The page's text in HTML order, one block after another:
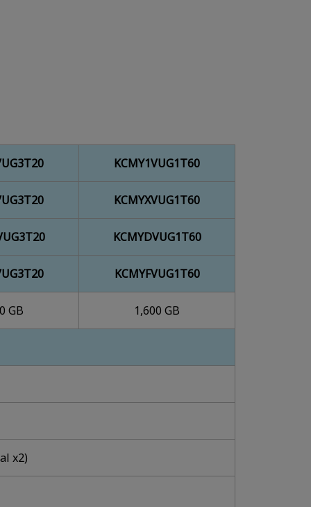
KCMY1VUG1T60
KCMYXVUG1T60
KCMYDVUG1T60
KCMYFVUG1T60
GB 1,600 GB
x2)